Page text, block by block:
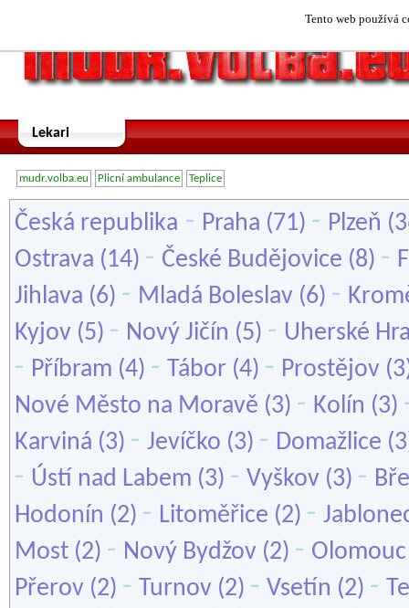
Tento web používá
Lekari
mudr.volba.eu Plicní ambulance Teplice
Česká republika - Praha (71) - Plzeň
Ostrava (14) - České Budějovice (8) -
Jihlava (6) - Mladá Boleslav (6) -
Kyjov (5) - Nový Jičín (5) - Uherské
- Příbram (4) - Tábor (4) - Prostějov
Nové Město na Moravě (3) - Kolín (3)
Karviná (3) - Jevíčko (3) - Domažlice
- Ústí nad Labem (3) - Vyškov (3) -
Hodonín (2) - Litoměřice (2) -
Most (2) - Nový Bydžov (2) - Olomouc
Přerov (2) - Turnov (2) - Vsetín (2) -